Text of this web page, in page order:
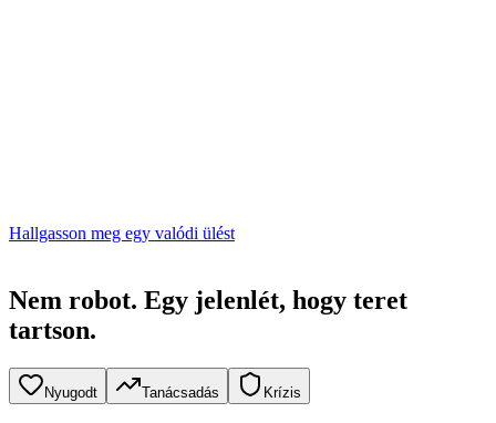
Hallgasson meg egy valódi ülést
Nem robot. Egy jelenlét, hogy teret
tartson.
Nyugodt Tanácsadás Krízis